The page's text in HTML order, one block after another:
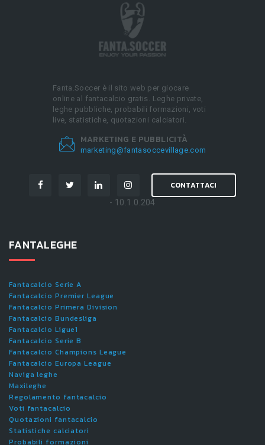
Fanta.Soccer è il sito web per giocare
online al fantacalcio gratis. Leghe private,
leghe pubbliche, probabili formazioni, voti
live, statistiche, quotazioni calciatori.
MARKETING E PUBBLICITÀ
marketing@fantasoccevillage.com
CONTATTACI
- 10.1.0.204
FANTALEGHE
Fantacalcio Serie A
Fantacalcio Premier League
Fantacalcio Primera Division
Fantacalcio Bundesliga
Fantacalcio Ligue1
Fantacalcio Serie B
Fantacalcio Champions League
Fantacalcio Europa League
Naviga leghe
Maxileghe
Regolamento fantacalcio
Voti fantacalcio
Quotazioni fantacalcio
Statistiche calciatori
Probabili formazioni